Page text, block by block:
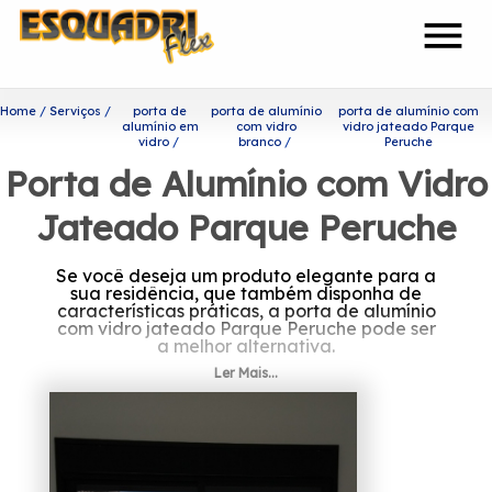
menu
Home Serviços
porta de
alumínio em
vidro
porta de alumínio
com vidro
branco
porta de alumínio com
vidro jateado Parque
Peruche
Porta de Alumínio com Vidro
Jateado Parque Peruche
Se você deseja um produto elegante para a
sua residência, que também disponha de
características práticas, a porta de alumínio
com vidro jateado Parque Peruche pode ser
a melhor alternativa.
Ficou interessado em porta de
Parque Peruche?
Ler Mais...